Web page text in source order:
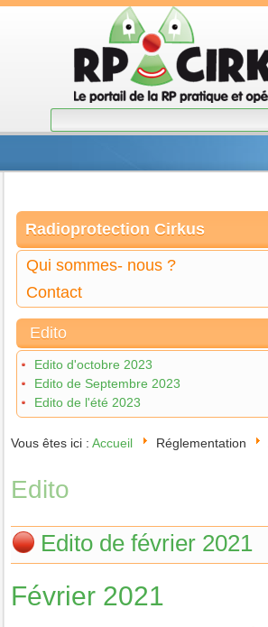
Radioprotection Cirkus
Qui sommes- nous ?
Contact
Edito
Edito d'octobre 2023
Edito de Septembre 2023
Edito de l'été 2023
Vous êtes ici :Accueil Réglementation
Edito
Edito de février 2021
Février 2021